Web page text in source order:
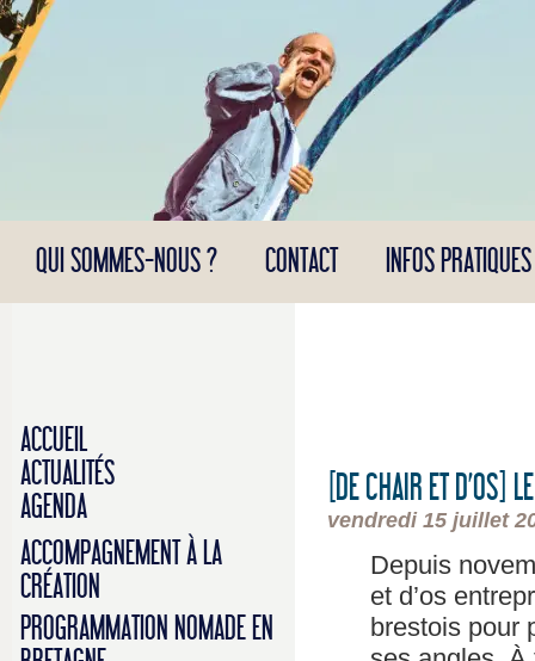
Panneau de gestion des cookies
QUI SOMMES-NOUS ? CONTACT INFOS PRATIQUES
ACCUEIL
ACTUALITÉS
AGENDA
ACCOMPAGNEMENT À LA
CRÉATION
PROGRAMMATION NOMADE EN
[DE CHAIR ET D’OS]
vendredi 15 juillet
Depuis
et d’os
brestois pour